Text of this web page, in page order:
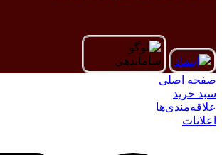
صفحه اصلی
سبد خرید
علاقه‌مندی‌ها
اعلانات